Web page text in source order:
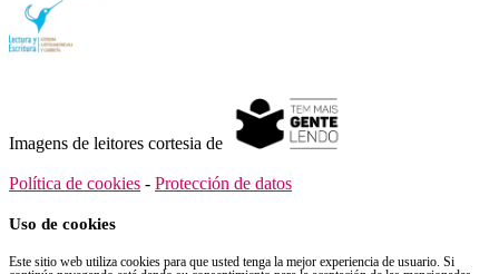
Imagens de leitores cortesia de
Política de cookies - Protección de datos
Uso de cookies
Este sitio web utiliza cookies para que usted tenga la mejor experiencia de usuario. Si